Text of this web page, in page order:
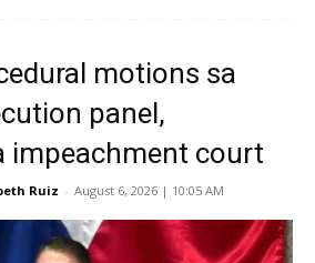
motions sa
panel,
impeachment court
Ruiz - August 6, 2026 | 10:05 AM